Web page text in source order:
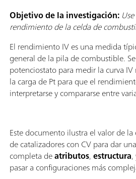
Objetivo de la investigación:
rendimiento de la celda de
El rendimiento IV es una medida
general de la pila de combustible.
potenciostato para medir la curva
la carga de Pt para que el
interpretarse y compararse entre
Este documento ilustra el valor de
de catalizadores con CV para dar
completa deatributos,estructura,
pasar a configuraciones más